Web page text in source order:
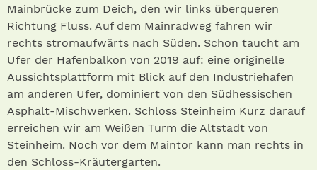
Mainbrücke zum Deich, den wir links überqueren
Richtung Fluss. Auf dem Mainradweg fahren wir
rechts stromaufwärts nach Süden. Schon taucht am
Ufer der Hafenbalkon von 2019 auf: eine originelle
Aussichtsplattform mit Blick auf den Industrie­hafen
am anderen Ufer, dominiert von den Südhessischen
Asphalt-Mischwerken. Schloss Steinheim Kurz darauf
erreichen wir am Weißen Turm die Altstadt von
Steinheim. Noch vor dem Maintor kann man rechts in
den Schloss-Kräutergarten.